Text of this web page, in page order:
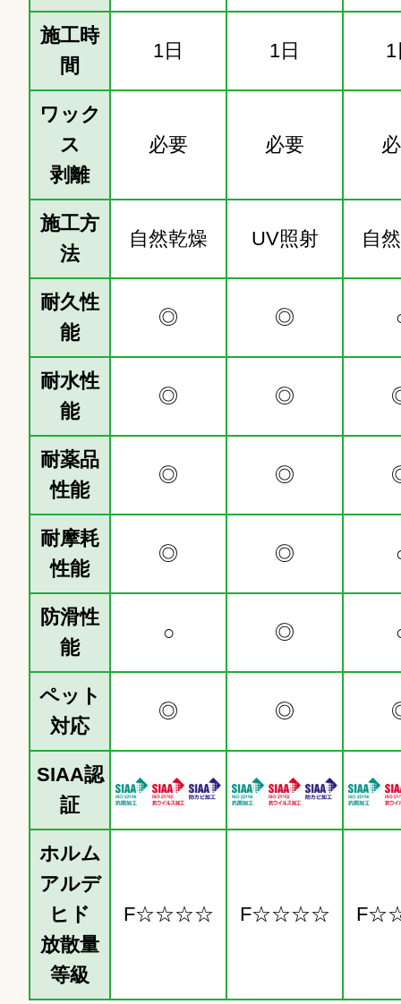
施工時
間
1日 1日
ワック
ス
剥離
必要 必要
施工方
法
自然乾燥 UV照射 自
耐久性
能
◎ ◎
耐水性
能
◎ ◎
耐薬品
性能
◎ ◎
耐摩耗
性能
◎ ◎
防滑性
能
○ ◎
ペット
対応
◎ ◎
SIAA認
証
ホルム
アルデ
ヒド
放散量
等級
F☆☆☆☆ F☆☆☆☆